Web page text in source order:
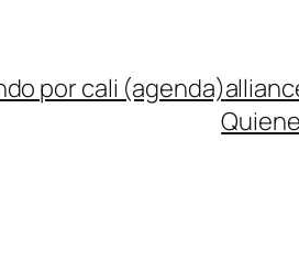
por cali (agenda)